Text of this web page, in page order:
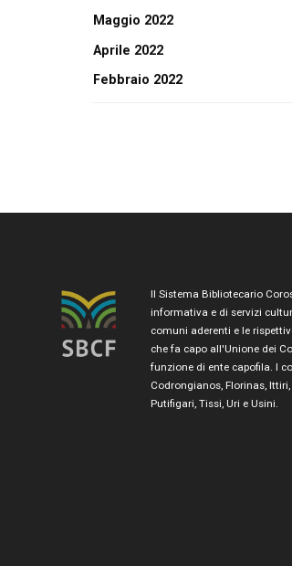
Maggio 2022
Aprile 2022
Febbraio 2022
Il Sistema Bibliotecario
informativa e di servizi
comuni aderenti e le
che fa capo all'Unione dei
funzione di ente capofila. I
Codrongianos, Florinas,
Putifigari, Tissi, Uri e Usini.